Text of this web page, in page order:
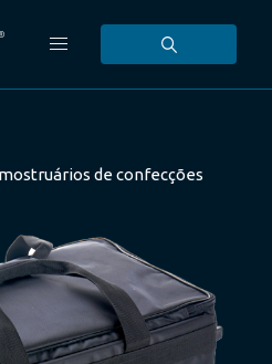
de confecções